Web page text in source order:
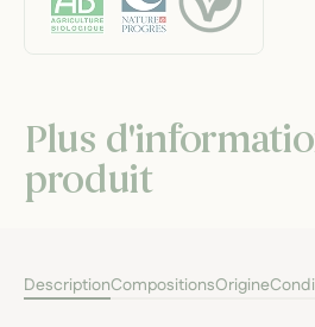
Plus
produit
DescriptionCompositionsOrigine